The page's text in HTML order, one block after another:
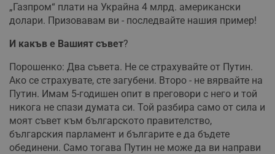
„Газпром“ плати на Украйна 4 млрд. американски
долари. Призовавам ви - последвайте нашия пример!
И какъв е Вашият съвет?
Порошенко: Два съвета. Не се страхувайте от Путин.
Ако се страхувате, сте загубени. Второ - не вярвайте на
Путин. Имам 5-годишен опит в преговори с него и той
никога не спази думата си. Той разбира само от сила и
моят съвет към българското правителство,
българския парламент и българите е да бъдете
обединени. Само тогава Путин не може да ви направи